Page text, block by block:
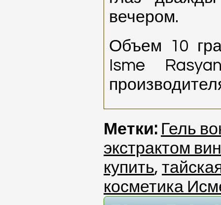
вечером.
Объем 10
Isme
Метки: Гель
экстрактом
купить,
косметика